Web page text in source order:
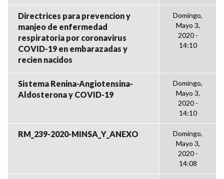
Directrices para prevencion y
manjeo de enfermedad
respiratoria por coronavirus
COVID-19 en embarazadas y
recien nacidos
Domingo,
Mayo 3,
2020 -
14:10
Sistema Renina-Angiotensina-
Aldosterona y COVID-19
Domingo,
Mayo 3,
2020 -
14:10
RM_239-2020-MINSA_Y_ANEXO
Domingo,
Mayo 3,
2020 -
14:08